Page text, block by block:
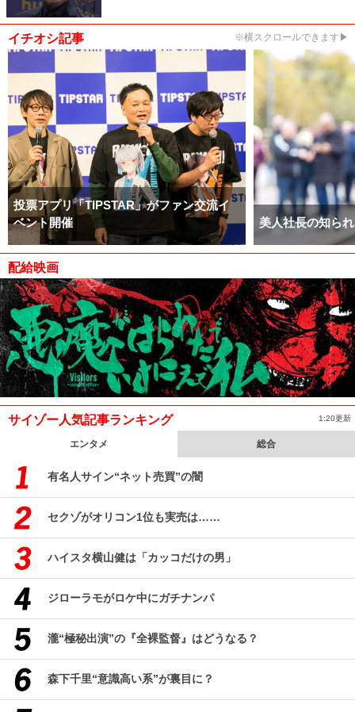
イチオシ記事 ※横スクロールできます▶
投票アプリ「TIPSTAR」がファン交流イ
ベント開催
美人社長の知ら
配給映画
サイゾー人気記事ランキング 1:20更新
エンタメ 総合
有名人サイン“ネット売買”の闇
セクゾがオリコン1位も実売は……
ハイスタ横山健は「カッコだけの男」
ジローラモがロケ中にガチナンパ
瀧“極秘出演”の『全裸監督』はどうなる？
森下千里“意識高い系”が裏目に？